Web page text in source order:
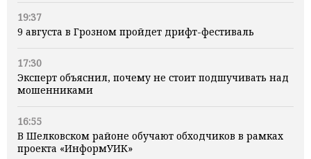
19:37
9 августа в Грозном пройдет дрифт-фестиваль
17:30
Эксперт объяснил, почему не стоит подшучивать над
мошенниками
16:55
В Шелковском районе обучают обходчиков в рамках
проекта «ИнформУИК»